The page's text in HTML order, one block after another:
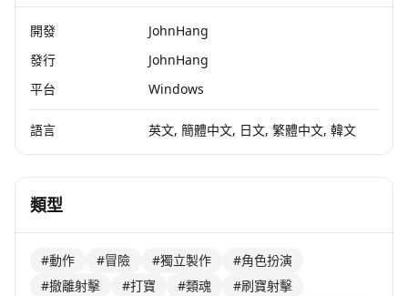
開發
JohnHang
發行
JohnHang
平台
Windows
語言 英文, 簡體中文, 日文, 繁體中文, 韓文
類型
#動作 #冒險 #獨立製作
#角色扮演
#撤離射擊
#打寶 #類魂
#刷寶射擊